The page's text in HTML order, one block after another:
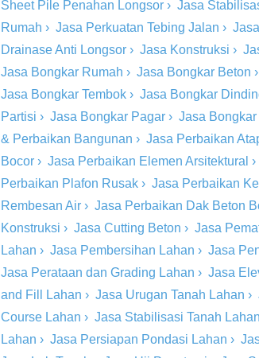
Sheet Pile Penahan Longsor › Jasa
Rumah › Jasa Perkuatan Tebing Jalan ›
Drainase Anti Longsor › Jasa Konstruksi ›
Jasa Bongkar Rumah › Jasa Bongkar Beton ›
Jasa Bongkar Tembok › Jasa Bongkar
Partisi › Jasa Bongkar Pagar › Jasa Bongkar
& Perbaikan Bangunan › Jasa Perbaikan
Bocor › Jasa Perbaikan Elemen Arsitektural ›
Perbaikan Plafon Rusak › Jasa Perbaikan
Rembesan Air › Jasa Perbaikan Dak Beton
Konstruksi › Jasa Cutting Beton › Jasa
Lahan › Jasa Pembersihan Lahan › Jasa
Jasa Perataan dan Grading Lahan › Jasa
and Fill Lahan › Jasa Urugan Tanah Lahan ›
Course Lahan › Jasa Stabilisasi Tanah Lahan
Lahan › Jasa Persiapan Pondasi Lahan ›